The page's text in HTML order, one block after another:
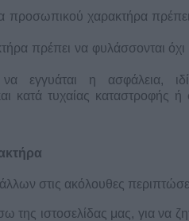
προσωπικού χαρακτήρα
πρέπει να φυλάσσονται όχι
να εγγυάται η ασφάλεια,
κατά τυχαίας καταστροφής
στις ακόλουθες
της ιστοσελίδας μας, για να